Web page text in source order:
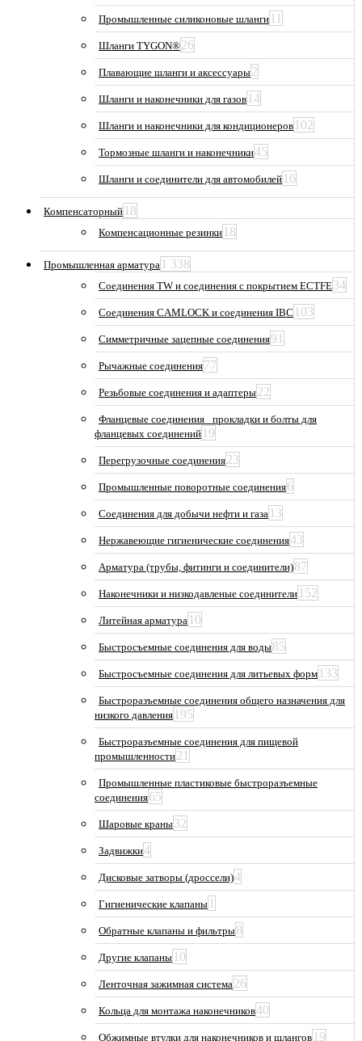
Промышленные силиконовые шланги 11
Шланги TYGON®26
Плавающие шланги и аксессуары2
Шланги и наконечники для газов 14
Шланги и наконечники для кондиционеров 102
Тормозные шланги и наконечники45
Шланги и соединители для автомобилей 16
Компенсаторный 18
Компенсационные резинки 18
Промышленная арматура 1 338
Соединения TW и соединения с покрытием ECTFE34
Соединения CAMLOCK и соединения IBC 103
Симметричные зацепные соединения91
Рычажные соединения77
Резьбовые соединения и адаптеры22
Фланцевые соединения_ прокладки и болты для
фланцевых соединений 19
Перегрузочные соединения23
Промышленные поворотные соединения6
Соединения для добычи нефти и газа 13
Нержавеющие гигиенические соединения43
Арматура (трубы, фитинги и соединители)87
Наконечники и низкодавленые соединители 152
Литейная арматура 10
Быстросъемные соединения для воды85
Быстросъемные соединения для литьевых форм 133
Быстроразъемные соединения общего назначения для
низкого давления 195
Быстроразъемные соединения для пищевой
промышленности21
Промышленные пластиковые быстроразъемные
соединения65
Шаровые краны32
Задвижки4
Дисковые затворы (дроссели)4
Гигиенические клапаны 1
Обратные клапаны и фильтры8
Другие клапаны 10
Ленточная зажимная система26
Кольца для монтажа наконечников40
Обжимные втулки для наконечников и шлангов 19